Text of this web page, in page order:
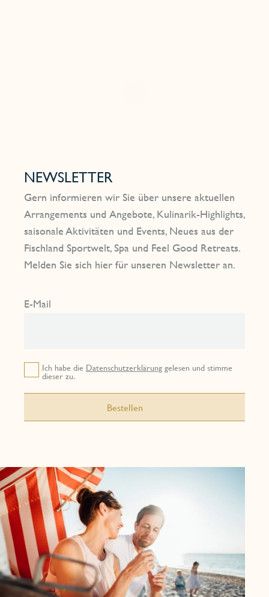
NEWSLETTER
Gern informieren wir Sie über unsere aktuellen
Arrangements und Angebote, Kulinarik-Highlights,
saisonale Aktivitäten und Events, Neues aus der
Fischland Sportwelt, Spa und Feel Good Retreats.
Melden Sie sich hier für unseren Newsletter an.
E-Mail
Ich habe die Datenschutzerklärunggelesen und stimme
dieser zu.
Bestellen